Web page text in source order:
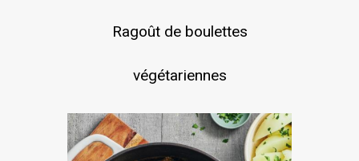
Ragoût de boulettes
végétariennes